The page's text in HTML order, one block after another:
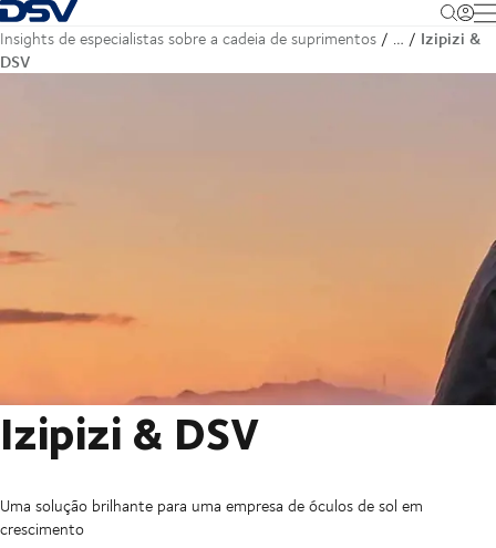
Voltar à página inicial
Insights de especialistas sobre a cadeia de suprimentos …
Izipizi &
DSV
Izipizi & DSV
Uma solução brilhante para uma empresa de óculos de sol em
crescimento